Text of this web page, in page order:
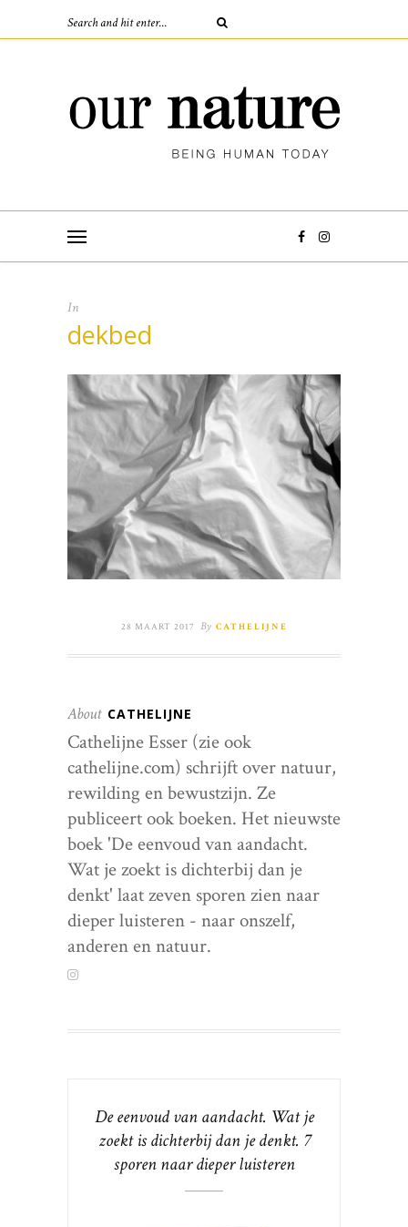
In
dekbed
28 MAART 2017 By CATHELIJNE
About CATHELIJNE
Cathelijne Esser (zie ook
cathelijne.com) schrijft over natuur,
rewilding en bewustzijn. Ze
publiceert ook boeken. Het nieuwste
boek 'De eenvoud van aandacht.
Wat je zoekt is dichterbij dan je
denkt' laat zeven sporen zien naar
dieper luisteren - naar onszelf,
anderen en natuur.
De eenvoud van aandacht. Wat je
zoekt is dichterbij dan je denkt. 7
sporen naar dieper luisteren